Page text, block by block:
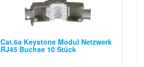
Cat.6a Keystone Modul Netzwerk
RJ45 Buchse 10 Stück